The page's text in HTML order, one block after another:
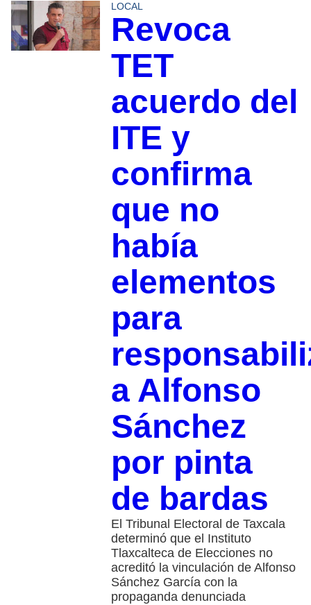
LOCAL
Revoca
TET
acuerdo del
ITE y
confirma
que no
había
elementos
para
a Alfonso
Sánchez
por pinta
de bardas
El Tribunal Electoral de Taxcala
determinó que el Instituto
Tlaxcalteca de Elecciones no
acreditó la vinculación de Alfonso
Sánchez García con la
propaganda denunciada